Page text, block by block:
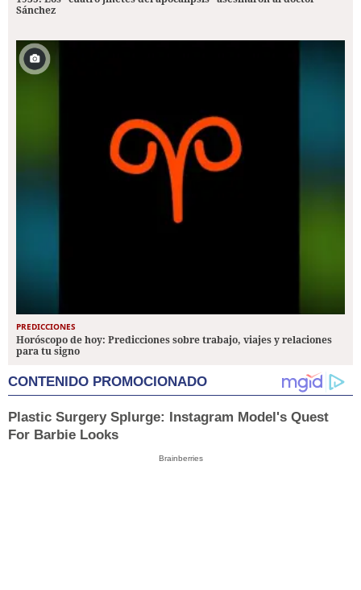
Sánchez
PREDICCIONES
Horóscopo de hoy: Predicciones sobre trabajo, viajes y relaciones
para tu signo
CONTENIDO PROMOCIONADO
Plastic Surgery Splurge: Instagram Model's Quest
For Barbie Looks
Brainberries